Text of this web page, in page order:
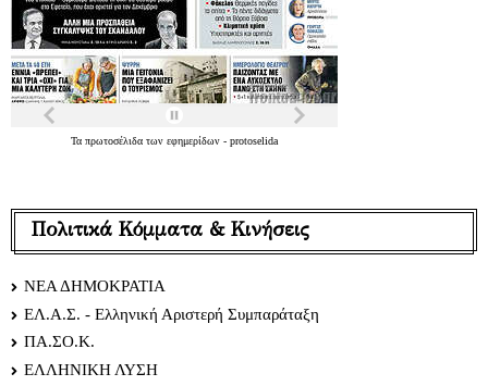
Τα πρωτοσέλιδα των εφημερίδων - protoselida
Πολιτικά Κόμματα & Κινήσεις
ΝΕΑ ΔΗΜΟΚΡΑΤΙΑ
ΕΛ.Α.Σ. - Ελληνική Αριστερή Συμπαράταξη
ΠΑ.ΣΟ.Κ.
ΕΛΛΗΝΙΚΗ ΛΥΣΗ